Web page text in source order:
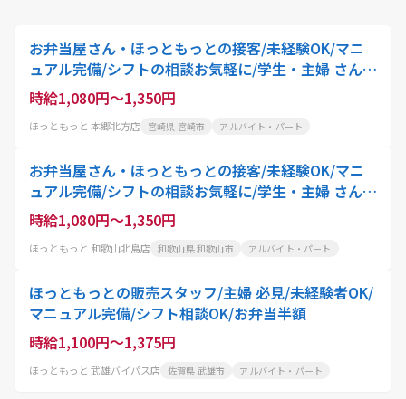
お弁当屋さん・ほっともっとの接客/未経験OK/マニ
ュアル完備/シフトの相談お気軽に/学生・主婦 さん活
躍中
時給1,080円～1,350円
ほっともっと 本郷北方店 宮崎県 宮崎市 アルバイト・パート
お弁当屋さん・ほっともっとの接客/未経験OK/マニ
ュアル完備/シフトの相談お気軽に/学生・主婦 さん活
躍中
時給1,080円～1,350円
ほっともっと 和歌山北島店 和歌山県 和歌山市 アルバイト・パート
ほっともっとの販売スタッフ/主婦 必見/未経験者OK/
マニュアル完備/シフト相談OK/お弁当半額
時給1,100円～1,375円
ほっともっと 武雄バイパス店 佐賀県 武雄市 アルバイト・パート